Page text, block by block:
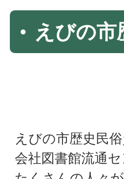
えびの市
えびの市歴史民
会社図書館流通